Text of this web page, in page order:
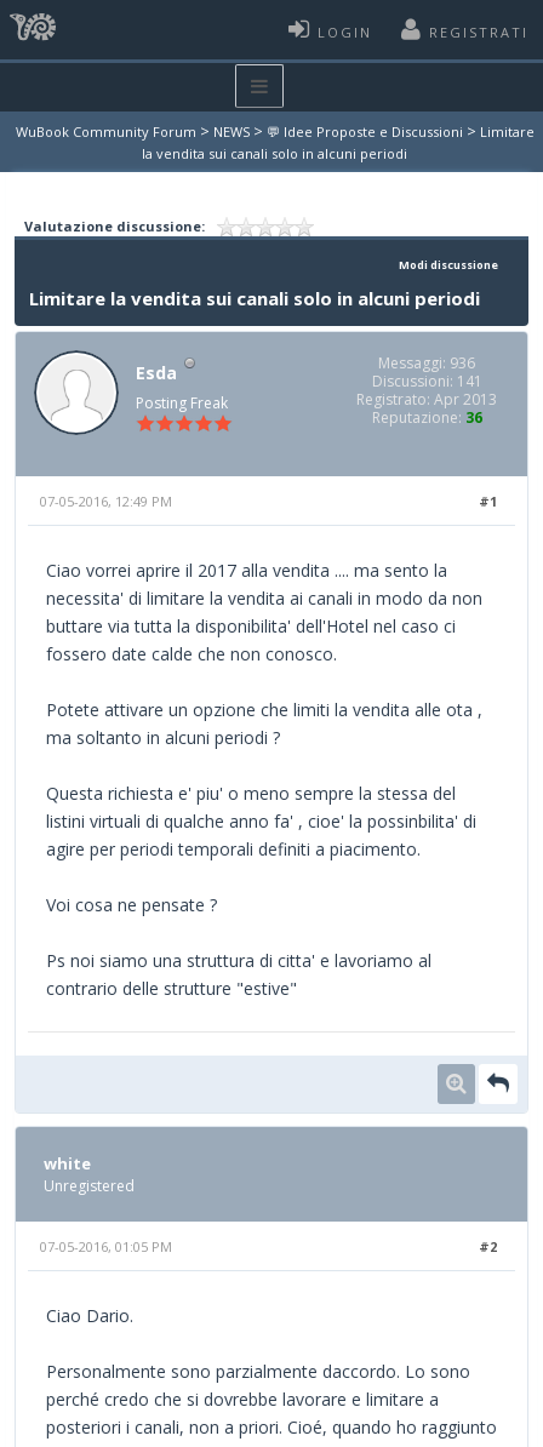
LOGIN REGISTRATI
WuBook Community Forum > NEWS > 💬 Idee Proposte e Discussioni > Limitare
la vendita sui canali solo in alcuni periodi
Valutazione discussione:
Modi discussione
Limitare la vendita sui canali solo in alcuni periodi
Esda
Posting Freak
Messaggi: 936
Discussioni: 141
Registrato: Apr 2013
Reputazione: 36
#1
07-05-2016, 12:49 PM
Ciao vorrei aprire il 2017 alla vendita .... ma sento la
necessita' di limitare la vendita ai canali in modo da non
buttare via tutta la disponibilita' dell'Hotel nel caso ci
fossero date calde che non conosco.
Potete attivare un opzione che limiti la vendita alle ota ,
ma soltanto in alcuni periodi ?
Questa richiesta e' piu' o meno sempre la stessa del
listini virtuali di qualche anno fa' , cioe' la possinbilita' di
agire per periodi temporali definiti a piacimento.
Voi cosa ne pensate ?
Ps noi siamo una struttura di citta' e lavoriamo al
contrario delle strutture "estive"
white
Unregistered
#2
07-05-2016, 01:05 PM
Ciao Dario.
Personalmente sono parzialmente daccordo. Lo sono
perché credo che si dovrebbe lavorare e limitare a
posteriori i canali, non a priori. Cioé, quando ho raggiunto